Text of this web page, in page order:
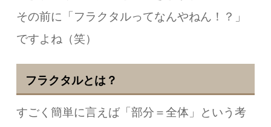
その前に「フラクタルってなんやねん！？」
ですよね（笑）
フラクタルとは？
すごく簡単に言えば 「部分＝全体」という考